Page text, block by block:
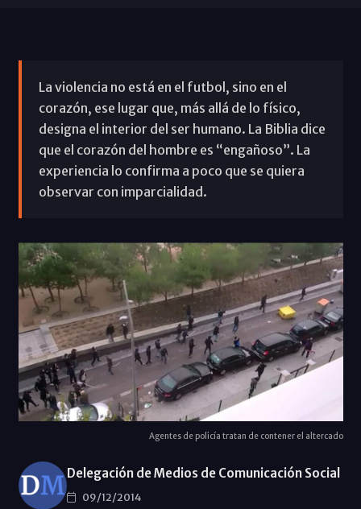
La violencia no está en el futbol, sino en el
corazón, ese lugar que, más allá de lo físico,
designa el interior del ser humano. La Biblia dice
que el corazón del hombre es “engañoso”. La
experiencia lo confirma a poco que se quiera
observar con imparcialidad.
Agentes de policía tratan de contener el altercado
Delegación de Medios de Comunicación Social
09/12/2014